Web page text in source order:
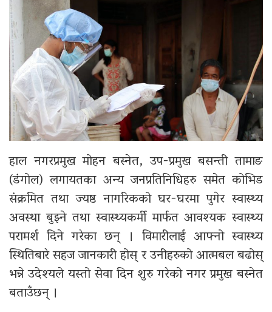
हाल नगरप्रमुख मोहन बस्नेत, उप-प्रमुख बसन्ती तामाङ
(डंगोल) लगायतका अन्य जनप्रतिनिधिहरु समेत कोभिड
संक्रमित तथा ज्यष्ठ नागरिकको घर-घरमा पुगेर स्वास्थ्य
अवस्था बुझ्ने तथा स्वास्थ्यकर्मी मार्फत आवश्यक स्वास्थ्य
परामर्श दिने गरेका छन् । विमारीलाई आफ्नो स्वास्थ्य
स्थितिबारे सहज जानकारी होस् र उनीहरुको आत्मबल बढोस्
भन्ने उदेश्यले यस्तो सेवा दिन शुरु गरेको नगर प्रमुख बस्नेत
बताउँछन् ।